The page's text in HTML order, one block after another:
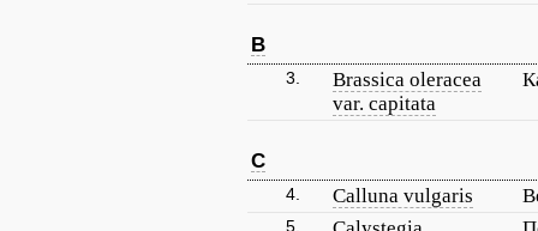
B
3.
Brassica oleracea
var. capitata
C
4. Calluna vulgaris
5.